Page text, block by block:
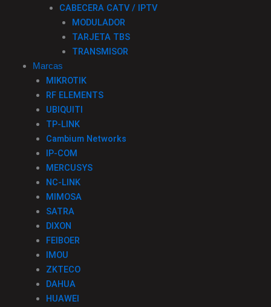
CABECERA CATV / IPTV
MODULADOR
TARJETA TBS
TRANSMISOR
Marcas
MIKROTIK
RF ELEMENTS
UBIQUITI
TP-LINK
Cambium Networks
IP-COM
MERCUSYS
NC-LINK
MIMOSA
SATRA
DIXON
FEIBOER
IMOU
ZKTECO
DAHUA
HUAWEI